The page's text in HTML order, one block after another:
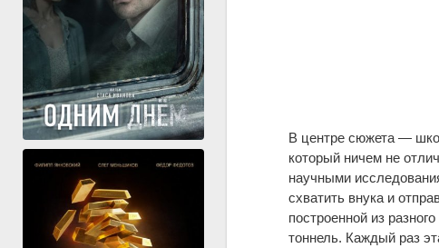
В центре сюжета —
который ничем не
научными
схватить внука и
построенной из
тоннель. Каждый раз